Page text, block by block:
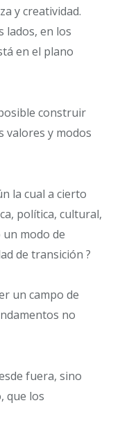
y creatividad.
lados, en los
en el plano
construir
valores y modos
la cual a cierto
política, cultural,
modo de
de transición ?
un campo de
no
fuera, sino
que los